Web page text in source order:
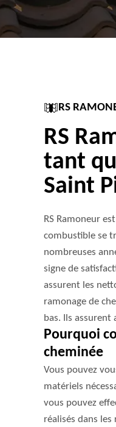
RS
RS
tant
Saint
RS Ramoneur
combustible se
nombreuses
signe de
assurent les
ramonage de
bas. Ils assurent
Pourquoi
cheminée
Vous pouvez
matériels
vous pouvez
réalisés dans